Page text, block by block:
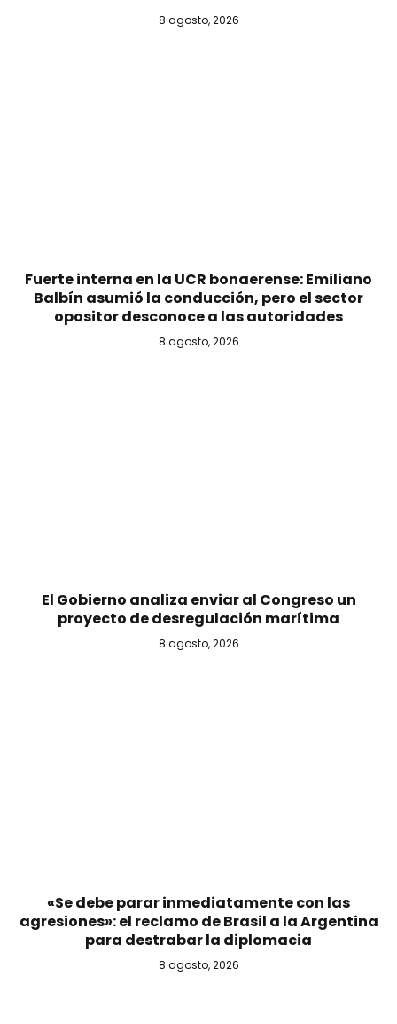
8 agosto, 2026
Fuerte interna en la UCR bonaerense: Emiliano
Balbín asumió la conducción, pero el sector
opositor desconoce a las autoridades
8 agosto, 2026
El Gobierno analiza enviar al Congreso un
proyecto de desregulación marítima
8 agosto, 2026
«Se debe parar inmediatamente con las
agresiones»: el reclamo de Brasil a la Argentina
para destrabar la diplomacia
8 agosto, 2026